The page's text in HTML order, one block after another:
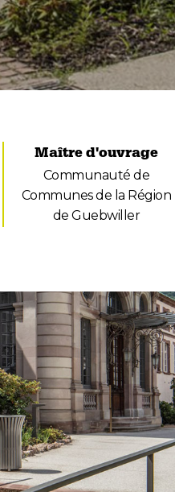
Maître d'ouvrage
Communauté de
Communes de la Région
de Guebwiller